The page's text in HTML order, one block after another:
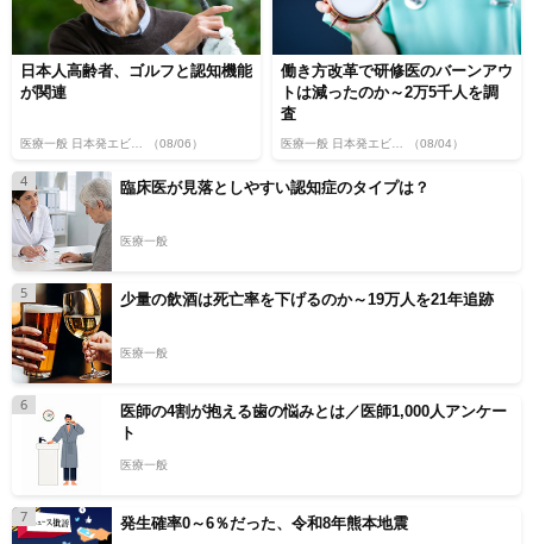
日本人高齢者、ゴルフと認知機能
が関連
（08/06）
働き方改革で研修医のバーンアウ
トは減ったのか～2万5千人を調
査
（08/04）
4 臨床医が見落としやすい認知症のタイプは？
医療一般
5 少量の飲酒は死亡率を下げるのか～19万人を21年追跡
医療一般
6
医師の4割が抱える歯の悩みとは／医師1,000人アンケー
ト
医療一般
7 発生確率0～6％だった、令和8年熊本地震